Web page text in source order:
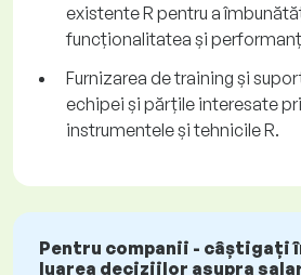
existente R pentru a
funcționalitatea și
Furnizarea de training și
echipei și părțile interesate
instrumentele și tehnicile R.
Pentru companii - câștigați
luarea deciziilor asupra